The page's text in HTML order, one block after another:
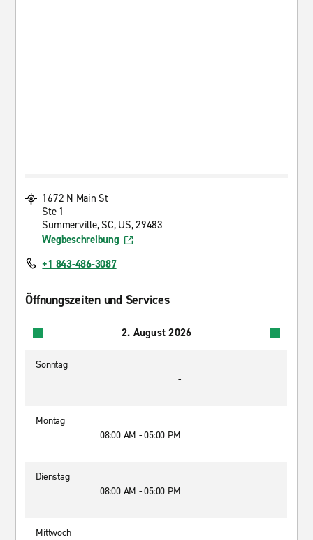
1672 N Main St
Ste 1
Summerville, SC, US, 29483
Wegbeschreibung
+1 843-486-3087
Öffnungszeiten und Services
2. August 2026
Sonntag
-
Montag
08:00 AM - 05:00 PM
Dienstag
08:00 AM - 05:00 PM
Mittwoch